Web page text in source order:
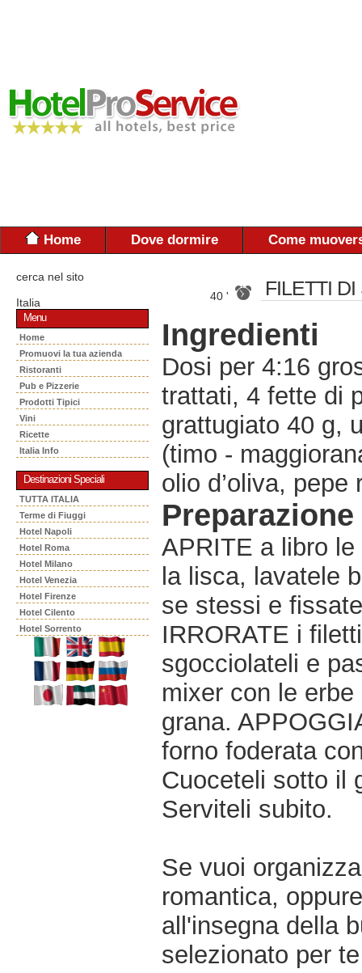
Home Dove dormire Come
cerca nel sito
Italia
Menu
Home
Promuovi la tua azienda
Ristoranti
Pub e Pizzerie
Prodotti Tipici
Vini
Ricette
Italia Info
Destinazioni Speciali
TUTTA ITALIA
Terme di Fiuggi
Hotel Napoli
Hotel Roma
Hotel Milano
Hotel Venezia
Hotel Firenze
Hotel Cilento
Hotel Sorrento
40 ' FILETTI
Ingredienti
Dosi per 4:16
trattati, 4 fette di
grattugiato 40 g,
(timo -
olio d’oliva, pepe
Preparazione
APRITE a libro
la lisca, lavatele
se stessi e
IRRORATE i
sgocciolateli e
mixer con le
grana.
forno foderata
Cuoceteli sotto il
Serviteli subito.
Se vuoi
romantica,
all'insegna della
selezionato per